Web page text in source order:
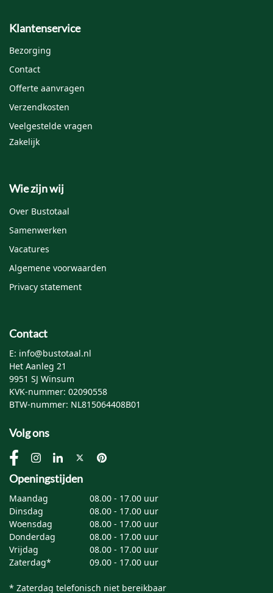
Klantenservice
Bezorging
Contact
Offerte aanvragen
Verzendkosten
Veelgestelde vragen
Zakelijk
Wie zijn wij
Over Bustotaal
Samenwerken
Vacatures
Algemene voorwaarden
Privacy statement
Contact
E: info@bustotaal.nl
Het Aanleg 21
9951 SJ Winsum
KVK-nummer: 02090558
BTW-nummer: NL815064408B01
Volg ons
Openingstijden
Maandag
08.00 - 17.00 uur
Dinsdag
08.00 - 17.00 uur
Woensdag
08.00 - 17.00 uur
Donderdag
08.00 - 17.00 uur
Vrijdag
08.00 - 17.00 uur
Zaterdag*
09.00 - 17.00 uur
* Zaterdag telefonisch niet bereikbaar